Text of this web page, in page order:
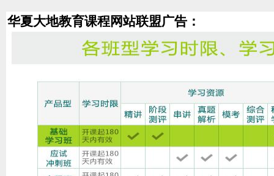
华夏大地教育课程网站联盟广告：